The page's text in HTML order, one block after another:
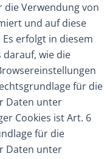
Verwendung von
und auf diese
erfolgt in diesem
darauf, wie die
für die
Daten unter
Cookies ist Art. 6
für die
Daten unter